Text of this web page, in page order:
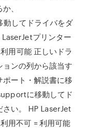
、
してドライバをダ
プリンター
用可能 正しいドラ
ンの列から該当す
ート・解説書に移
に移動してド
い。 HP LaserJet
用不可 = 利用可能